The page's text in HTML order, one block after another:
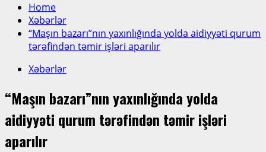
Home
Xəbərlər
“Maşın bazarı”nın yaxınlığında yolda aidiyyəti qurum
tərəfindən təmir işləri aparılır
Xəbərlər
“Maşın bazarı”nın yaxınlığında yolda
aidiyyəti qurum tərəfindən təmir işləri
aparılır